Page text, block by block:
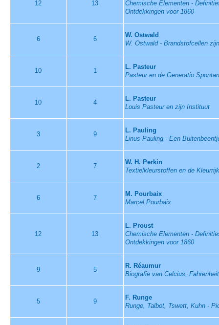
12 13
Chemische Elementen -
Ontdekkingen voor 1860
6 6
W. Ostwald
W. Ostwald - Brandstofcellen
10 1
L. Pasteur
Pasteur en de Generatio
10 4
L. Pasteur
Louis Pasteur en zijn Instituut
3 9
L. Pauling
Linus Pauling - Een
2 7
W. H. Perkin
Textielkleurstoffen en de
6 7
M. Pourbaix
Marcel Pourbaix
12 13
L. Proust
Chemische Elementen -
Ontdekkingen voor 1860
9 5
R. Réaumur
Biografie van Celcius,
5 9
F. Runge
Runge, Talbot, Tswett, Kuhn -